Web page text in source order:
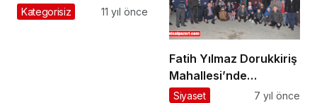
Kategorisiz 11 yıl önce
Fatih Yılmaz Dorukkiriş
Mahallesi’nde
seçmenlerle buluştu
Siyaset 7 yıl önce